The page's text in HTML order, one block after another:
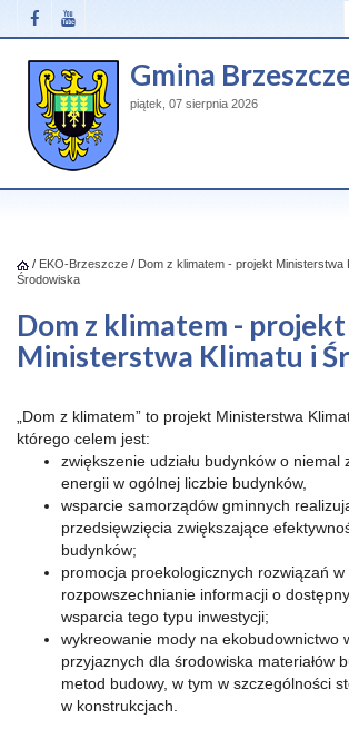
Gmina
piątek, 07 sierpnia 2026
/ EKO-Brzeszcze / Dom z klimatem - projekt Ministerstwa
Środowiska
Dom z klimatem - projekt
Ministerstwa Klimatu i
„Dom z klimatem” to projekt Ministerstwa
którego celem jest:
zwiększenie udziału budynków o niemal
energii w ogólnej liczbie budynków,
wsparcie samorządów gminnych
przedsięwzięcia zwiększające
budynków;
promocja proekologicznych rozwiązań
rozpowszechnianie informacji o
wsparcia tego typu inwestycji;
wykreowanie mody na ekobudownictwo
przyjaznych dla środowiska materiałów
metod budowy, w tym w szczególności
w konstrukcjach.